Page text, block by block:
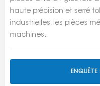
haute précision et serré
industrielles, les pièces
machines.